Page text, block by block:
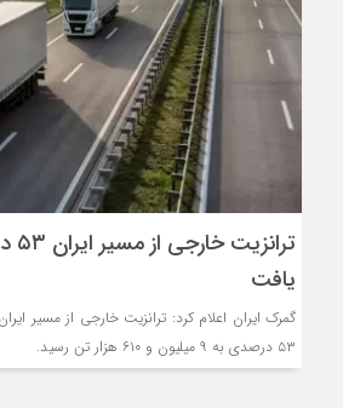
یافت
۵۳ درصدی به ۹ میلیون و ۶۱۰ هزار تن رسید.